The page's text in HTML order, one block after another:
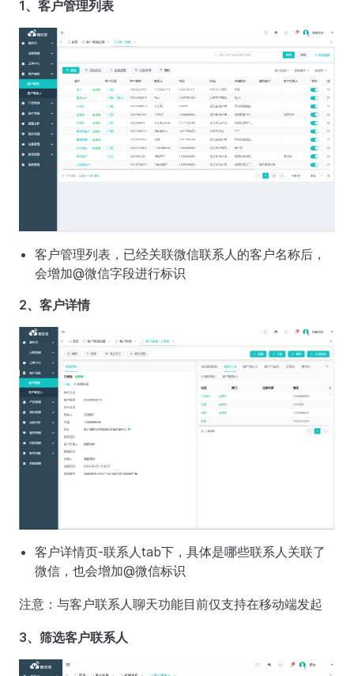
1、客户管理列表
客户管理列表，已经关联微信联系人的客户名称后，
会增加@微信字段进行标识
2、客户详情
客户详情页-联系人tab下，具体是哪些联系人关联了
微信，也会增加@微信标识
注意：与客户联系人聊天功能目前仅支持在移动端发起
3、筛选客户联系人